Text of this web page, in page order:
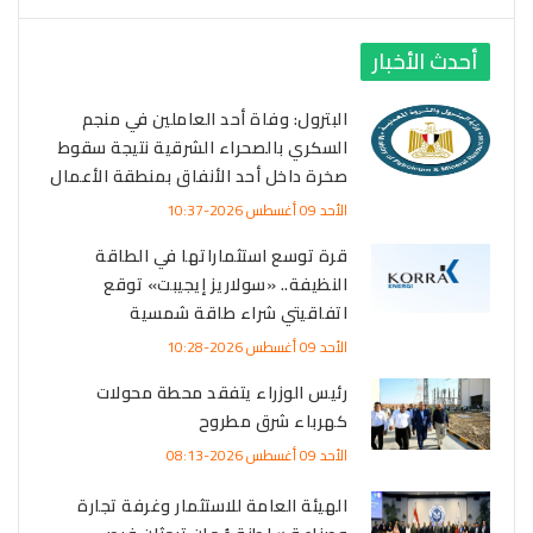
أحدث الأخبار
البترول: وفاة أحد العاملين في منجم
السكري بالصحراء الشرقية نتيجة سقوط
صخرة داخل أحد الأنفاق بمنطقة الأعمال
الأحد 09 أغسطس 2026-10:37
قرة توسع استثماراتها في الطاقة
النظيفة.. «سولاريز إيجيبت» توقع
اتفاقيتي شراء طاقة شمسية
الأحد 09 أغسطس 2026-10:28
رئيس الوزراء يتفقد محطة محولات
كهرباء شرق مطروح
الأحد 09 أغسطس 2026-08:13
الهيئة العامة للاستثمار وغرفة تجارة